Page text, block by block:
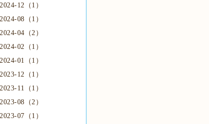
2024-12（1）
2024-08（1）
2024-04（2）
2024-02（1）
2024-01（1）
2023-12（1）
2023-11（1）
2023-08（2）
2023-07（1）